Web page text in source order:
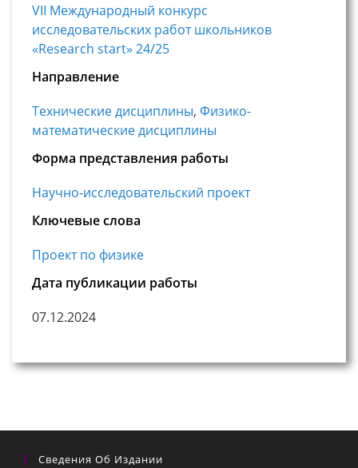
VII Международный конкурс
исследовательских работ школьников
«Research start» 24/25
Направление
Технические дисциплины, Физико-
математические дисциплины
Форма представления работы
Научно-исследовательский проект
Ключевые слова
Проект по физике
Дата публикации работы
07.12.2024
Сведения Об Издании